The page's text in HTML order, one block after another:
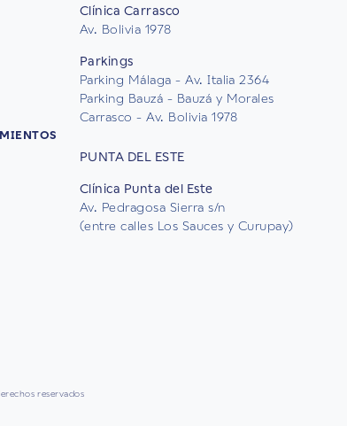
Clínica Carrasco
Av. Bolivia 1978
Parkings
Parking Málaga - Av. Italia 2364
Parking Bauzá - Bauzá y Morales
Carrasco - Av. Bolivia 1978
PUNTA DEL ESTE
Clínica Punta del Este
Av. Pedragosa Sierra s/n
(entre calles Los Sauces y Curupay)
reservados